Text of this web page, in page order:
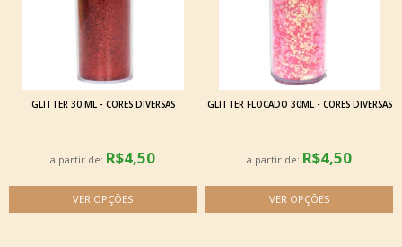
GLITTER 30 ML - CORES DIVERSAS
a partir de: R$4,50
GLITTER FLOCADO 30ML - CORES DIVERSAS
a partir de: R$4,50